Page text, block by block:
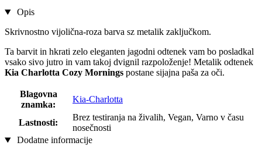
Opis
Skrivnostno vijolična-roza barva sz metalik zaključkom.
Ta barvit in hkrati zelo eleganten jagodni odtenek vam bo posladkal
vsako sivo jutro in vam takoj dvignil razpoloženje! Metalik odtenek
Kia Charlotta Cozy Mornings postane sijajna paša za oči.
Blagovna
znamka:
Kia-Charlotta
Lastnosti:
Brez testiranja na živalih, Vegan, Varno v času
nosečnosti
Dodatne informacije